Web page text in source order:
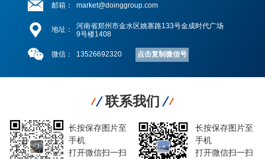
邮箱： market@doinggroup.com
地址：
河南省郑州市金水区姚寨路133号金成时代广场
9号楼1408
微信： 13526692320 点击复制微信号
联系我们
长按保存图片至
手机
打开微信扫一扫
长按保存图片至
手机
打开微信扫一扫